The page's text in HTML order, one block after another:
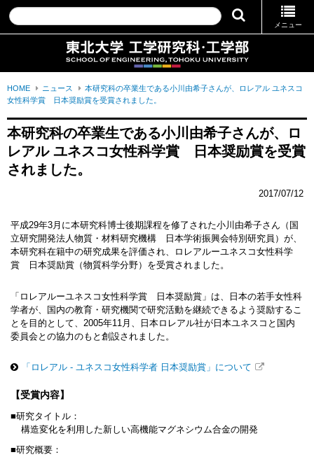
メニュー
HOME ニュース
本研究科の卒業生である小川由希子さんが、ロレアル ユネスコ
女性科学賞 日本奨励賞を受賞されました。
本研究科の卒業生である小川由希子さんが、ロ
レアル ユネスコ女性科学賞　日本奨励賞を受賞
されました。
2017/07/12
平成29年3月に本研究科博士後期課程を修了された小川由希子さん（国
立研究開発法人物質・材料研究機構 日本学術振興会特別研究員）が、
本研究科在籍中の研究成果を評価され、ロレアルーユネスコ女性科学
賞 日本奨励賞（物質科学分野）を受賞されました。
「ロレアルーユネスコ女性科学賞 日本奨励賞」は、日本の若手女性科
学者が、国内の教育・研究機関で研究活動を継続できるよう奨励するこ
とを目的として、2005年11月、日本ロレアル社が日本ユネスコと国内
委員会との協力のもと創設されました。
「ロレアル - ユネスコ女性科学者 日本奨励賞」について
【受賞内容】
■研究タイトル：
構造変化を利用した新しい高機能マグネシウム合金の開発
■研究概要：